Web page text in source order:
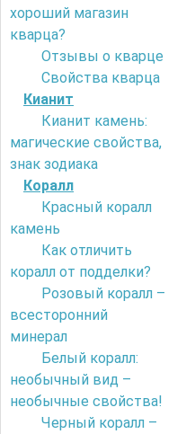
хороший магазин
кварца?
Отзывы о кварце
Свойства кварца
Кианит
Кианит камень:
магические свойства,
знак зодиака
Коралл
Красный коралл
камень
Как отличить
коралл от подделки?
Розовый коралл –
всесторонний
минерал
Белый коралл:
необычный вид –
необычные свойства!
Черный коралл –